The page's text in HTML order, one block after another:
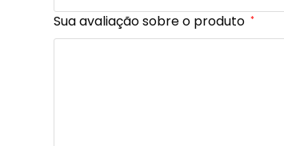
Sua avaliação sobre o produto *